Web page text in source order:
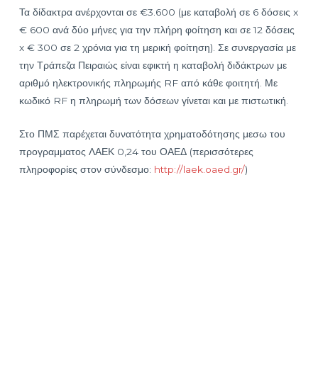
Τα δίδακτρα ανέρχονται σε €3.600 (με καταβολή σε 6 δόσεις x
€ 600 ανά δύο μήνες για την πλήρη φοίτηση και σε 12 δόσεις
x € 300 σε 2 χρόνια για τη μερική φοίτηση). Σε συνεργασία με
την Τράπεζα Πειραιώς είναι εφικτή η καταβολή διδάκτρων με
αριθμό ηλεκτρονικής πληρωμής RF από κάθε φοιτητή. Με
κωδικό RF η πληρωμή των δόσεων γίνεται και με πιστωτική.
Στο ΠΜΣ παρέχεται δυνατότητα χρηματοδότησης μεσω του
προγραμματος ΛΑΕΚ 0,24 του ΟΑΕΔ (περισσότερες
πληροφορίες στον σύνδεσμο: http://laek.oaed.gr/)